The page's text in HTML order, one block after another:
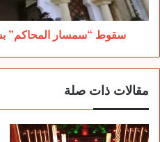
سقوط “سمسار المحاكم”
مقالات ذات صلة